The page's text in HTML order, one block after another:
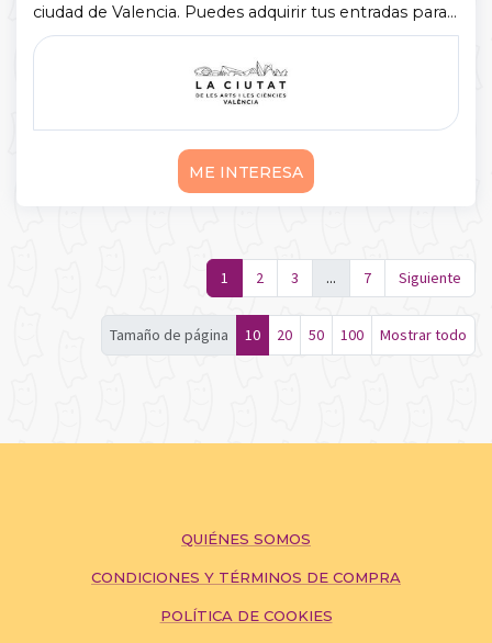
ciudad de Valencia. Puedes adquirir tus entradas para
la Ciudad de las Artes y las Ciencias combinadas
(Museo de las Ciencias ...
Mostrar más
ME INTERESA
Tamaño de página 10 20 50 100 Mostrar todo
1 2 3 ... 7 Siguiente
QUIÉNES SOMOS
CONDICIONES Y TÉRMINOS DE COMPRA
POLÍTICA DE COOKIES